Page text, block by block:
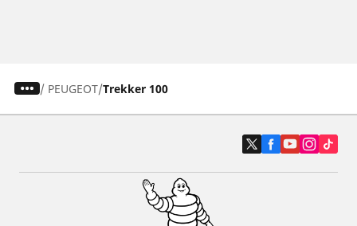
/ PEUGEOT Trekker 100